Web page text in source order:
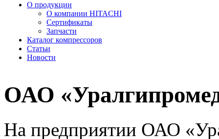
О продукции
О компании HITACHI
Сертификаты
Запчасти
Каталог компрессоров
Статьи
Новости
ОАО
На предприятии ОАО